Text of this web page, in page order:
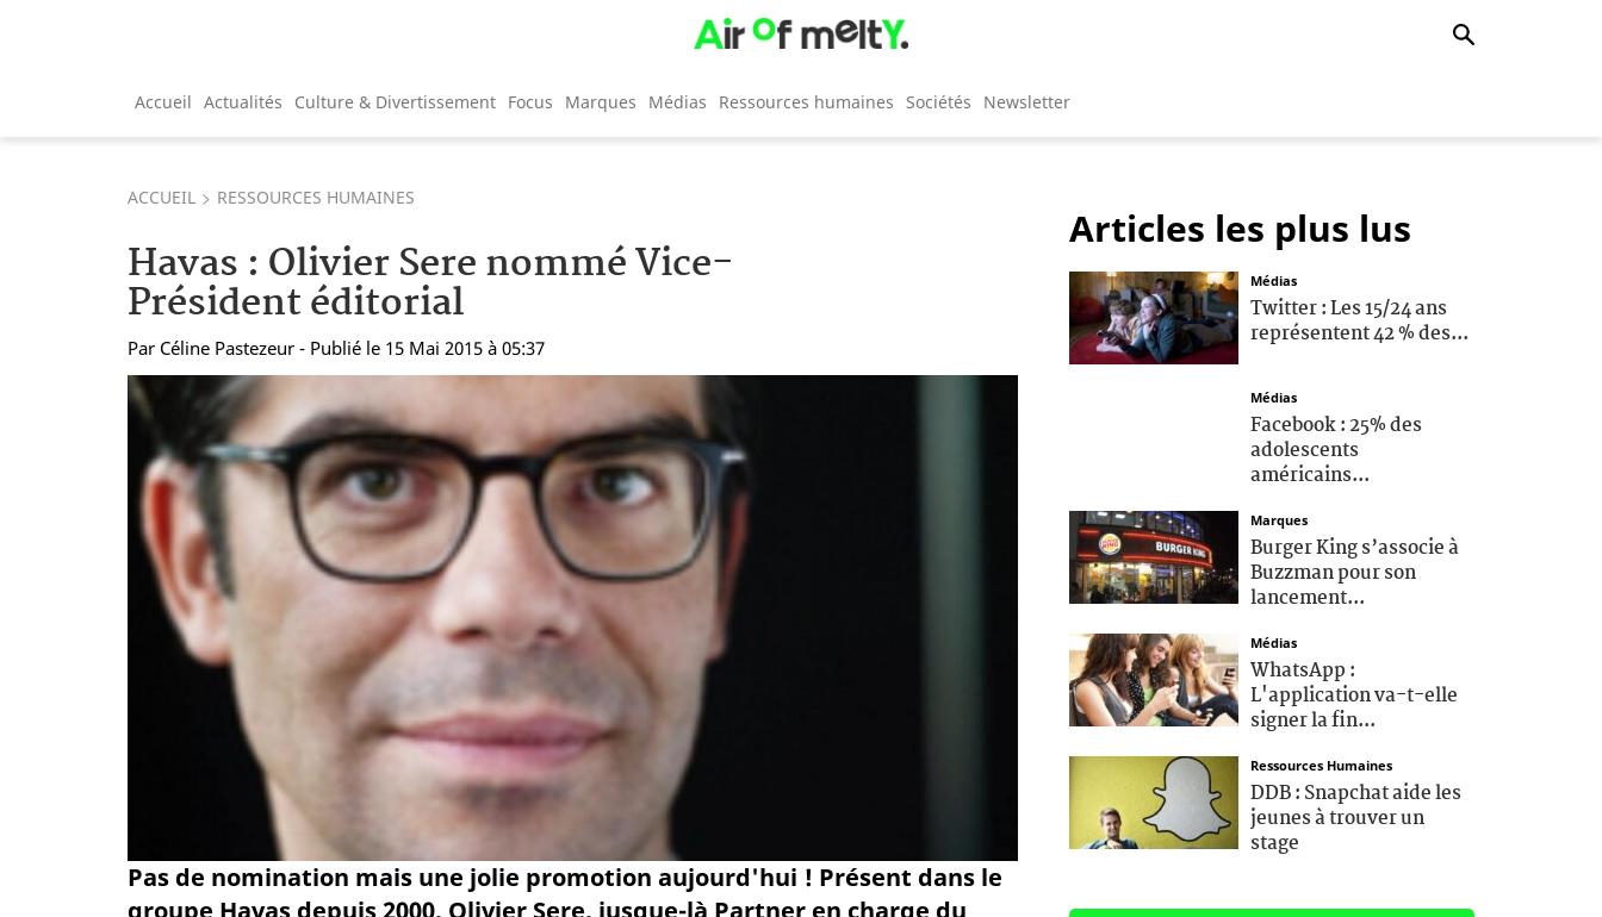
Accueil Actualités Culture & Divertissement Focus Marques Médias Ressources humaines Sociétés Newsletter
ACCUEIL RESSOURCES HUMAINES
Havas : Olivier Sere nommé Vice-
Président éditorial
Par Céline Pastezeur - Publié le 15 Mai 2015 à 05:37
Pas de nomination mais une jolie promotion aujourd'hui ! Présent dans le
groupe Havas depuis 2000, Olivier Sere, jusque-là Partner en charge du
Articles les plus lus
Médias
Twitter : Les 15/24 ans
représentent 42 % des...
Médias
Facebook : 25% des
adolescents
américains...
Marques
Burger King s’associe à
Buzzman pour son
lancement...
Médias
WhatsApp :
L'application va-t-elle
signer la fin...
Ressources Humaines
DDB : Snapchat aide les
jeunes à trouver un
stage